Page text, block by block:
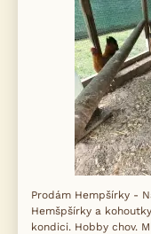
Prodám Hempšírky -
Hemšpšírky a
kondici. Hobby chov.